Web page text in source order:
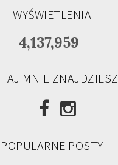
WYŚWIETLENIA
4,137,959
MNIE ZNAJDZIESZ
POPULARNE POSTY